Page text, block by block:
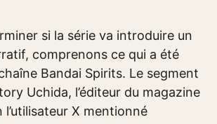
si la série va introduire un
comprenons ce qui a été
Bandai Spirits. Le segment
Uchida, l’éditeur du magazine
l’utilisateur X mentionné